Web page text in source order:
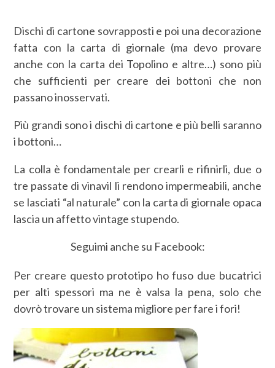
Dischi di cartone sovrapposti e poi una decorazione
fatta con la carta di giornale (ma devo provare
anche con la carta dei Topolino e altre…) sono più
che sufficienti per creare dei bottoni che non
passano inosservati.
Più grandi sono i dischi di cartone e più belli saranno
i bottoni…
La colla è fondamentale per crearli e rifinirli, due o
tre passate di vinavil li rendono impermeabili, anche
se lasciati “al naturale” con la carta di giornale opaca
lascia un affetto vintage stupendo.
Seguimi anche su Facebook:
Per creare questo prototipo ho fuso due bucatrici
per alti spessori ma ne è valsa la pena, solo che
dovrò trovare un sistema migliore per fare i fori!